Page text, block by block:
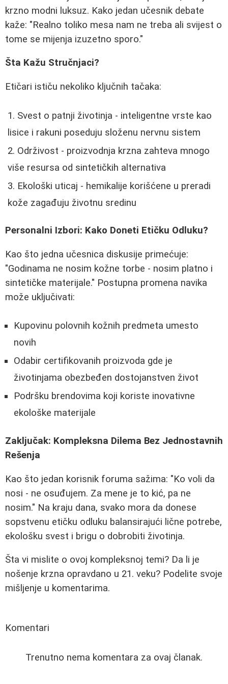
krzno modni luksuz. Kako jedan učesnik debate
kaže: "Realno toliko mesa nam ne treba ali svijest o
tome se mijenja izuzetno sporo."
Šta Kažu Stručnjaci?
Etičari ističu nekoliko ključnih tačaka:
Svest o patnji životinja - inteligentne vrste kao
lisice i rakuni poseduju složenu nervnu sistem
Održivost - proizvodnja krzna zahteva mnogo
više resursa od sintetičkih alternativa
Ekološki uticaj - hemikalije korišćene u preradi
kože zagađuju životnu sredinu
Personalni Izbori: Kako Doneti Etičku Odluku?
Kao što jedna učesnica diskusije primećuje:
"Godinama ne nosim kožne torbe - nosim platno i
sintetičke materijale." Postupna promena navika
može uključivati:
Kupovinu polovnih kožnih predmeta umesto
novih
Odabir certifikovanih proizvoda gde je
životinjama obezbeđen dostojanstven život
Podršku brendovima koji koriste inovativne
ekološke materijale
Zaključak: Kompleksna Dilema Bez Jednostavnih
Rešenja
Kao što jedan korisnik foruma sažima: "Ko voli da
nosi - ne osuđujem. Za mene je to kić, pa ne
nosim." Na kraju dana, svako mora da donese
sopstvenu etičku odluku balansirajući lične potrebe,
ekološku svest i brigu o dobrobiti životinja.
Šta vi mislite o ovoj kompleksnoj temi? Da li je
nošenje krzna opravdano u 21. veku? Podelite svoje
mišljenje u komentarima.
Komentari
Trenutno nema komentara za ovaj članak.